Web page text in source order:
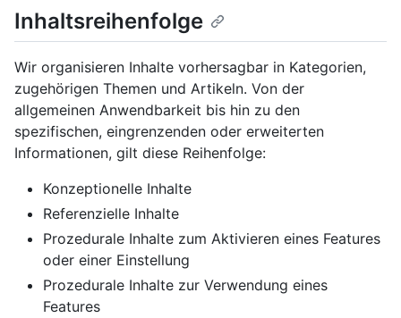
Inhaltsreihenfolge
Wir organisieren Inhalte vorhersagbar in Kategorien,
zugehörigen Themen und Artikeln. Von der
allgemeinen Anwendbarkeit bis hin zu den
spezifischen, eingrenzenden oder erweiterten
Informationen, gilt diese Reihenfolge:
Konzeptionelle Inhalte
Referenzielle Inhalte
Prozedurale Inhalte zum Aktivieren eines Features
oder einer Einstellung
Prozedurale Inhalte zur Verwendung eines
Features